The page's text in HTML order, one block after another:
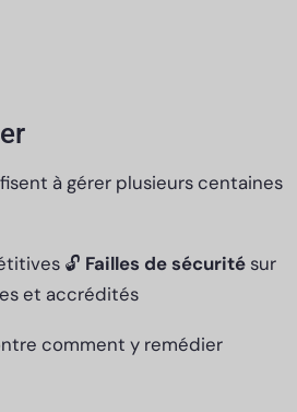
à gérer plusieurs centaines
🔓 Failles de sécurité sur
et accrédités
comment y remédier